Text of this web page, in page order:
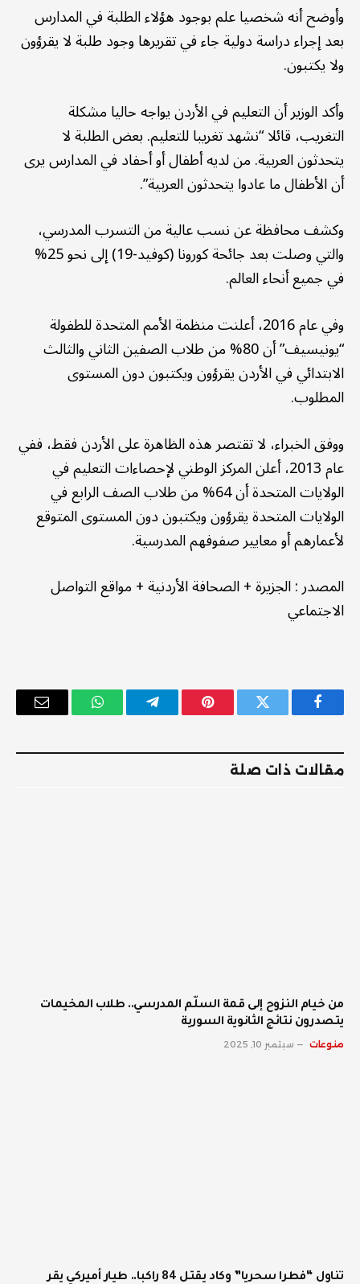
وأوضح أنه شخصيا علم بوجود هؤلاء الطلبة في المدارس
بعد إجراء دراسة دولية جاء في تقريرها وجود طلبة لا يقرؤون
ولا يكتبون.
وأكد الوزير أن التعليم في الأردن يواجه حاليا مشكلة
التغريب، قائلا “نشهد تغريبا للتعليم. بعض الطلبة لا
يتحدثون العربية. من لديه أطفال أو أحفاد في المدارس يرى
أن الأطفال ما عادوا يتحدثون العربية”.
وكشف محافظة عن نسب عالية من التسرب المدرسي،
والتي وصلت بعد جائحة كورونا (كوفيد-19) إلى نحو 25%
في جميع أنحاء العالم.
وفي عام 2016، أعلنت منظمة الأمم المتحدة للطفولة
“يونيسيف” أن 80% من طلاب الصفين الثاني والثالث
الابتدائي في الأردن يقرؤون ويكتبون دون المستوى
المطلوب.
ووفق الخبراء، لا تقتصر هذه الظاهرة على الأردن فقط، ففي
عام 2013، أعلن المركز الوطني لإحصاءات التعليم في
الولايات المتحدة أن 64% من طلاب الصف الرابع في
الولايات المتحدة يقرؤون ويكتبون دون المستوى المتوقع
لأعمارهم أو معايير صفوفهم المدرسية.
المصدر:الجزيرة+الصحافة الأردنية+مواقع التواصل
الاجتماعي
فيسبوك تويتر بينتيريستتيلقرام واتساب
البريد
مقالات ذات صلة
من خيام النزوح إلى قمة السلّم المدرسي.. طلاب المخيمات
يتصدرون نتائج الثانوية السورية
منوعات سبتمبر 10, 2025
تناول “فطرا سحريا” وكاد يقتل 84 راكبا.. طيار أميركي يقر